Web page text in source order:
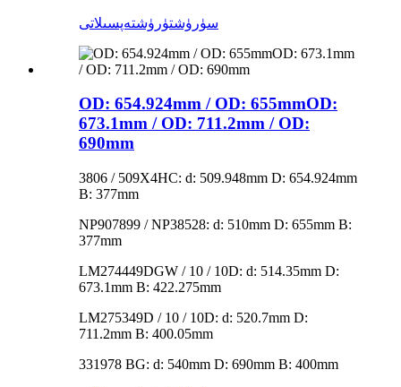
سۈرۈشتۈرۈشتەپسىلاتى
OD: 654.924mm / OD: 655mmOD:
673.1mm / OD: 711.2mm / OD:
690mm
3806 / 509X4HC: d: 509.948mm D: 654.924mm
B: 377mm
NP907899 / NP38528: d: 510mm D: 655mm B:
377mm
LM274449DGW / 10 / 10D: d: 514.35mm D:
673.1mm B: 422.275mm
LM275349D / 10 / 10D: d: 520.7mm D:
711.2mm B: 400.05mm
331978 BG: d: 540mm D: 690mm B: 400mm